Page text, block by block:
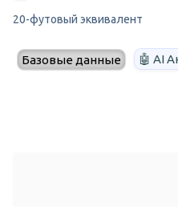
20-футовый эквивалент
Базовые данные 🤖 AI